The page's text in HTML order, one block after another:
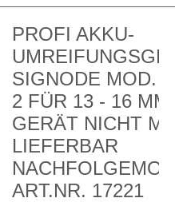
PROFI AKKU-
SIGNODE MOD.
2 FÜR 13 - 16 MM
GERÄT NICHT
LIEFERBAR
ART.NR. 17221